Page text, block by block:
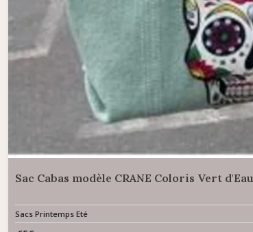
Sac Cabas modèle CRANE Coloris Vert d'Eau
Sacs Printemps Eté